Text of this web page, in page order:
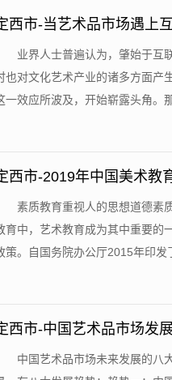
西市-当艺术品市场遇上
业界人士普遍认为，肇始于互
也对文化艺术产业的诸多方面产
一效应所波及，开始崭露头角。
西市-2019年中国美术教
素质教育重视人的思想道德素
育中，艺术教育成为其中重要的
策。自国务院办公厅2015年印发
西市-中国艺术品市场发
中国艺术品市场未来发展的八